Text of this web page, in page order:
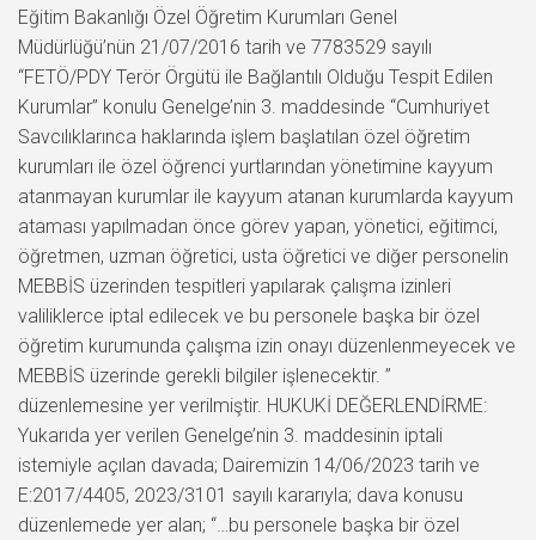
Eğitim Bakanlığı Özel Öğretim Kurumları Genel
Müdürlüğü’nün 21/07/2016 tarih ve 7783529 sayılı
“FETÖ/PDY Terör Örgütü ile Bağlantılı Olduğu Tespit Edilen
Kurumlar” konulu Genelge’nin 3. maddesinde “Cumhuriyet
Savcılıklarınca haklarında işlem başlatılan özel öğretim
kurumları ile özel öğrenci yurtlarından yönetimine kayyum
atanmayan kurumlar ile kayyum atanan kurumlarda kayyum
ataması yapılmadan önce görev yapan, yönetici, eğitimci,
öğretmen, uzman öğretici, usta öğretici ve diğer personelin
MEBBİS üzerinden tespitleri yapılarak çalışma izinleri
valiliklerce iptal edilecek ve bu personele başka bir özel
öğretim kurumunda çalışma izin onayı düzenlenmeyecek ve
MEBBİS üzerinde gerekli bilgiler işlenecektir. ”
düzenlemesine yer verilmiştir. HUKUKİ DEĞERLENDİRME:
Yukarıda yer verilen Genelge’nin 3. maddesinin iptali
istemiyle açılan davada; Dairemizin 14/06/2023 tarih ve
E:2017/4405, 2023/3101 sayılı kararıyla; dava konusu
düzenlemede yer alan; “…bu personele başka bir özel